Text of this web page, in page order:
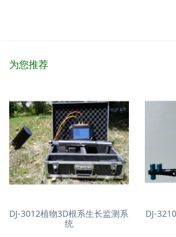
为您推荐
DJ-3012植物3D根系生长监测系
统
DJ-